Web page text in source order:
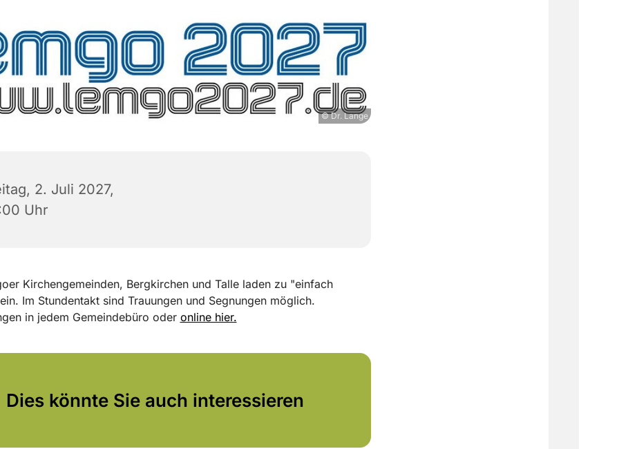
© Dr. Lange
2. Juli 2027,
Uhr
Kirchengemeinden, Bergkirchen und Talle laden zu "einfach
Im Stundentakt sind Trauungen und Segnungen möglich.
in jedem Gemeindebüro oder online hier.
Dies könnte Sie auch interessieren